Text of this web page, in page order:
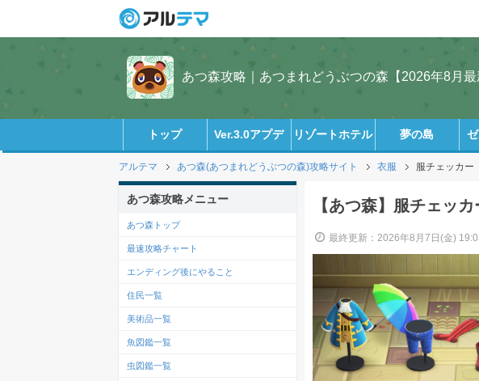
あつ森攻略｜あつまれどうぶつの森【2026年8月最
トップ Ver.3.0アプデ リゾートホテル 夢の島
アルテマ あつ森(あつまれどうぶつの森)攻略サイト 衣服 服チェッカー
【あつ森】服チェッカ
最終更新：2026年8月7日(金)
あつ森攻略メニュー
あつ森トップ
最速攻略チャート
エンディング後にやること
住民一覧
美術品一覧
魚図鑑一覧
虫図鑑一覧